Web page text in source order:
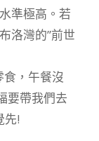
準極高。若
洛灣的”前世
，午餐沒
要帶我們去
先!